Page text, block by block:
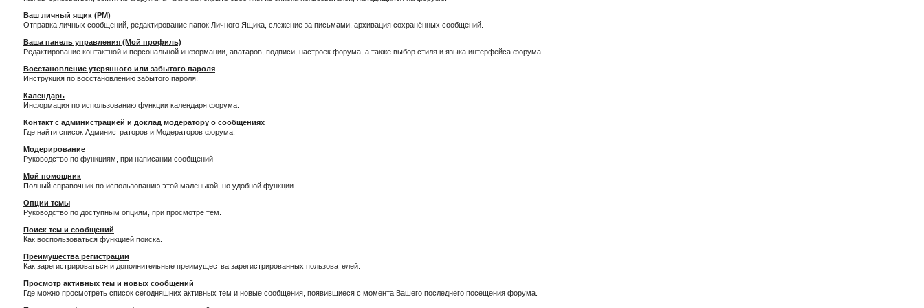
Ваш личный ящик (PM)
Отправка личных сообщений, редактирование папок Личного Ящика, слежение за письмами, архивация сохранённых сообщений.
Ваша панель управления (Мой профиль)
Редактирование контактной и персональной информации, аватаров, подписи, настроек форума, а также выбор стиля и языка интерфейса форума.
Восстановление утерянного или забытого пароля
Инструкция по восстановлению забытого пароля.
Календарь
Информация по использованию функции календаря форума.
Контакт с администрацией и доклад модератору о сообщениях
Где найти список Администраторов и Модераторов форума.
Модерирование
Руководство по функциям, при написании сообщений
Мой помощник
Полный справочник по использованию этой маленькой, но удобной функции.
Опции темы
Руководство по доступным опциям, при просмотре тем.
Поиск тем и сообщений
Как воспользоваться функцией поиска.
Преимущества регистрации
Как зарегистрироваться и дополнительные преимущества зарегистрированных пользователей.
Просмотр активных тем и новых сообщений
Где можно просмотреть список сегодняшних активных тем и новые сообщения, появившиеся с момента Вашего последнего посещения форума.